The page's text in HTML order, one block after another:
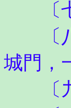
〔七
〔八
城門，
〔九